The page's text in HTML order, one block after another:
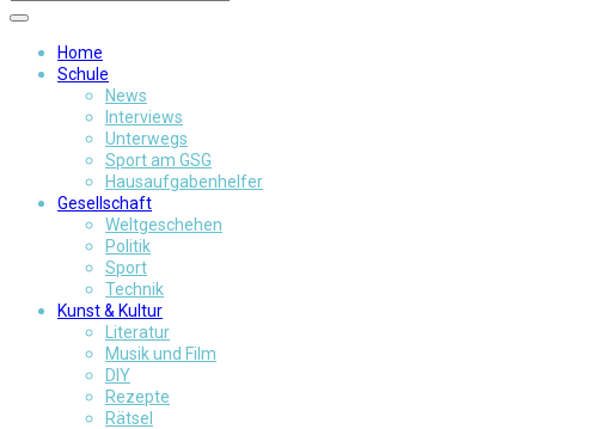
Home
Schule
News
Interviews
Unterwegs
Sport am GSG
Hausaufgabenhelfer
Gesellschaft
Weltgeschehen
Politik
Sport
Technik
Kunst & Kultur
Literatur
Musik und Film
DIY
Rezepte
Rätsel